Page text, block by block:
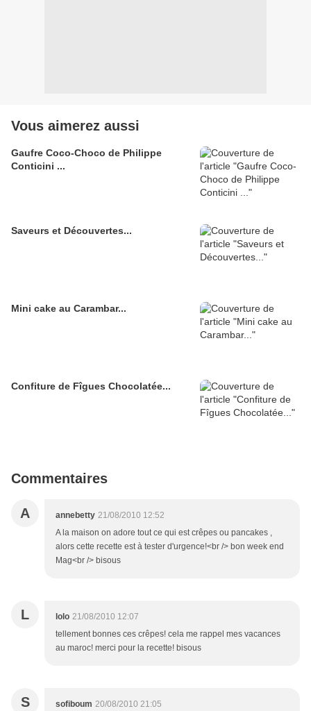
Vous aimerez aussi
Gaufre Coco-Choco de Philippe
Conticini ...
Saveurs et Découvertes...
Mini cake au Carambar...
Confiture de Fîgues Chocolatée...
Commentaires
A annebetty 21/08/2010 12:52
A la maison on adore tout ce qui est crêpes ou pancakes ,
alors cette recette est à tester d'urgence!<br /> bon week end
Mag<br /> bisous
L lolo 21/08/2010 12:07
tellement bonnes ces crêpes! cela me rappel mes vacances
au maroc! merci pour la recette! bisous
S sofiboum 20/08/2010 21:05